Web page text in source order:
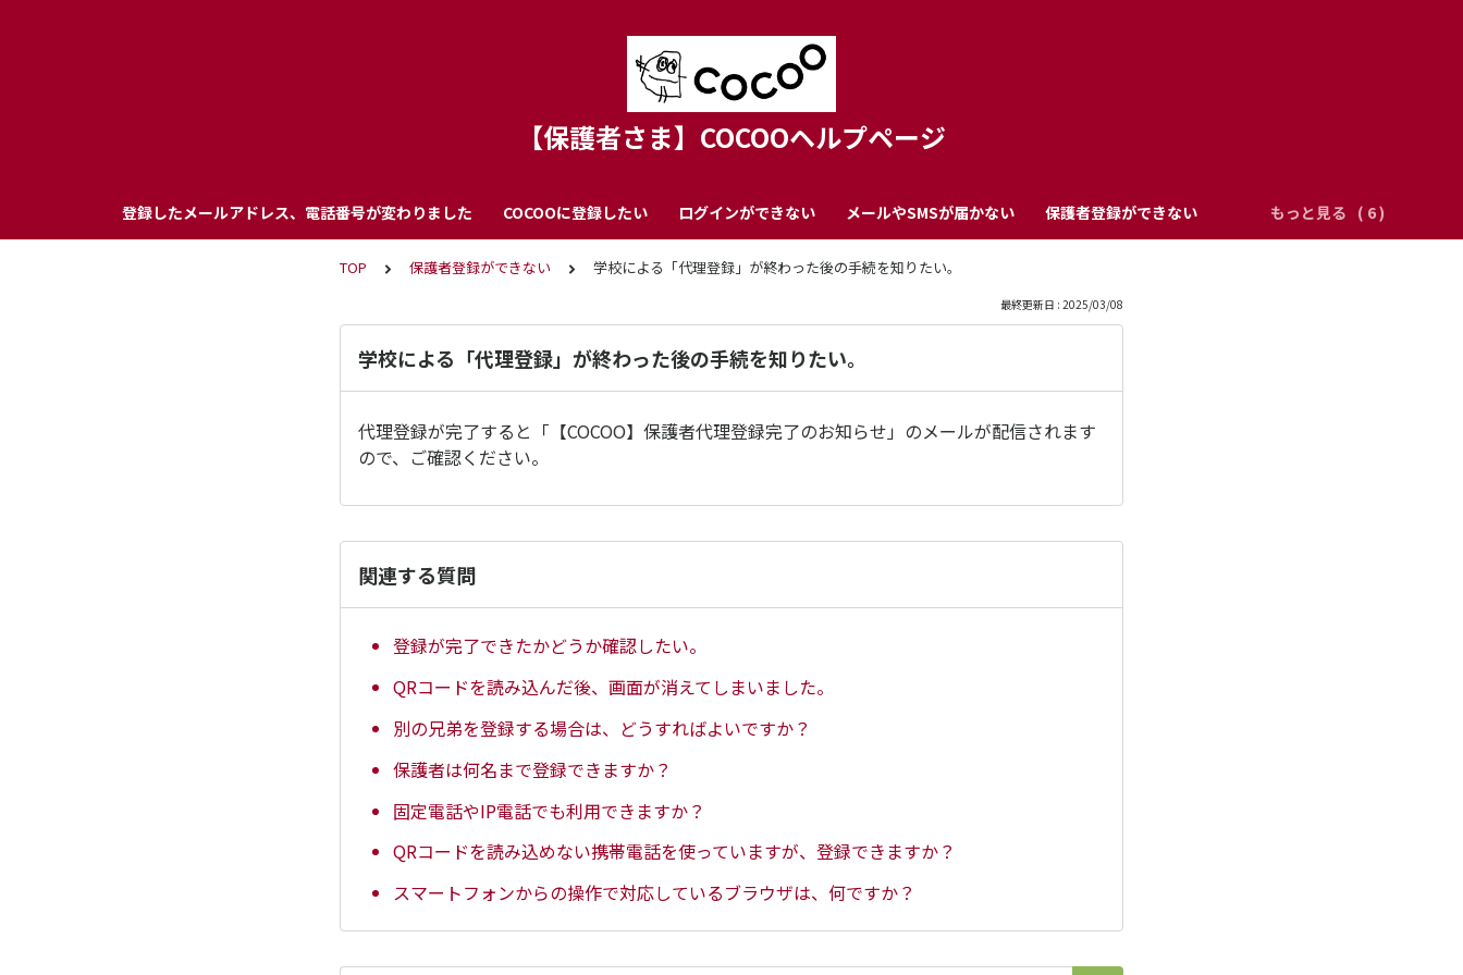
【保護者さま】COCOOヘルプページ
登録したメールアドレス、電話番号が変わりました COCOOに登録したい ログインができない メールやSMSが届かない 保護者登録ができない もっと見る
TOP 保護者登録ができない 学校による「代理登録」が終わった後の手続を知りたい。
最終更新日 : 2025/03/08
学校による「代理登録」が終わった後の手続を知りたい。
代理登録が完了すると「【COCOO】保護者代理登録完了のお知らせ」のメールが配信されます
ので、ご確認ください。
関連する質問
登録が完了できたかどうか確認したい。
QRコードを読み込んだ後、画面が消えてしまいました。
別の兄弟を登録する場合は、どうすればよいですか？
保護者は何名まで登録できますか？
固定電話やIP電話でも利用できますか？
QRコードを読み込めない携帯電話を使っていますが、登録できますか？
スマートフォンからの操作で対応しているブラウザは、何ですか？